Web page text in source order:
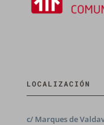
LOCALIZACIÓN
c/ Marques de